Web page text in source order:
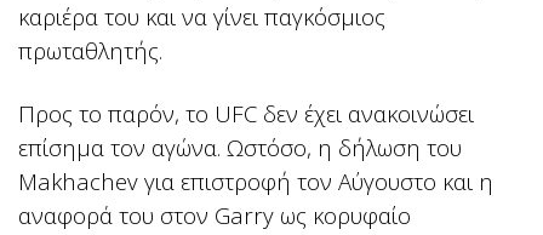
καριέρα του και να γίνει παγκόσμιος
πρωταθλητής.
Προς το παρόν, το UFC δεν έχει ανακοινώσει
επίσημα τον αγώνα. Ωστόσο, η δήλωση του
Makhachev για επιστροφή τον Αύγουστο και η
αναφορά του στον Garry ως κορυφαίο